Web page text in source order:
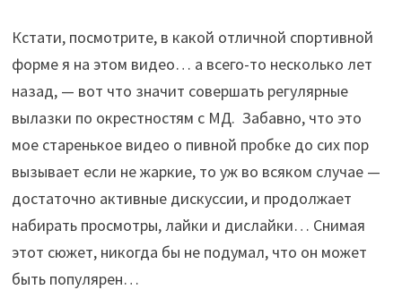
Кстати, посмотрите, в какой отличной спортивной
форме я на этом видео… а всего-то несколько лет
назад, — вот что значит совершать регулярные
вылазки по окрестностям с МД. Забавно, что это
мое старенькое видео о пивной пробке до сих пор
вызывает если не жаркие, то уж во всяком случае —
достаточно активные дискуссии, и продолжает
набирать просмотры, лайки и дислайки… Снимая
этот сюжет, никогда бы не подумал, что он может
быть популярен…